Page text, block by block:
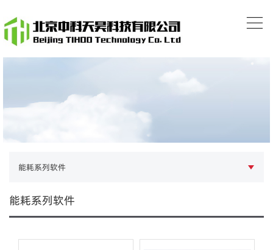
能耗系列软件
能耗系列软件